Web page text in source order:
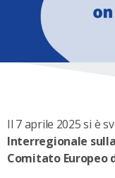
Il 7 aprile 2025 si è
Interregionale sulla
Comitato Europeo